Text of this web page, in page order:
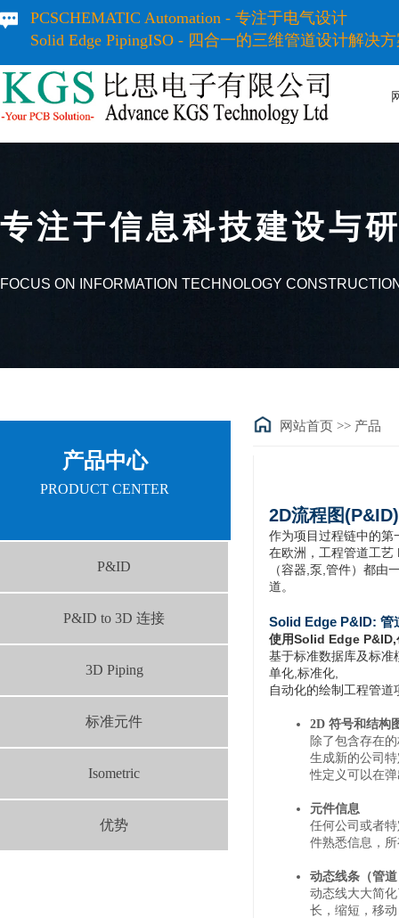
PCSCHEMATIC Automation - 专注于电气设计
Solid Edge PipingISO - 四合一的三维管道设计解决
专注于信息科技建设
FOCUS ON INFORMATION TECHNOLOGY
网站首页 >> 产品
产品中心
PRODUCT CENTER
2D流程图(P&ID)
作为项目过程链中的第
在欧洲，工程管道工艺
（容器,泵,管件）都
道。
Solid Edge P&ID: 管
使用Solid Edge P&ID,
基于标准数据库及标准
单化,标准化,
自动化的绘制工程管
2D 符号和结构
除了包含存在
生成新的公司
性定义可以在
元件信息
任何公司或者
件熟悉信息，
动态线条（管
动态线大大简
长，缩短，移
P&ID
P&ID to 3D 连接
3D Piping
标准元件
Isometric
优势